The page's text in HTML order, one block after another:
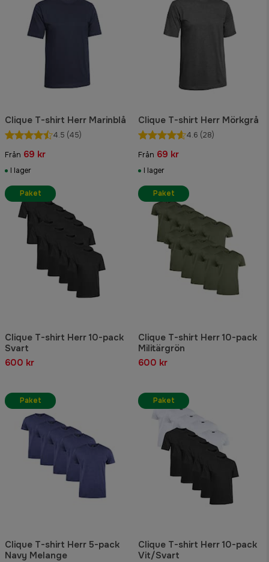
Clique T-shirt Herr Marinblå
4.5 (45)
Från 69 kr
I lager
Clique T-shirt Herr Mörkgrå
4.6 (28)
Från 69 kr
I lager
Clique T-shirt Herr 10-pack
Svart
600 kr
Paket
Clique T-shirt Herr 10-pack
Militärgrön
600 kr
Paket
Clique T-shirt Herr 5-pack
Navy Melange
Paket
Clique T-shirt Herr 10-pack
Vit/Svart
Paket